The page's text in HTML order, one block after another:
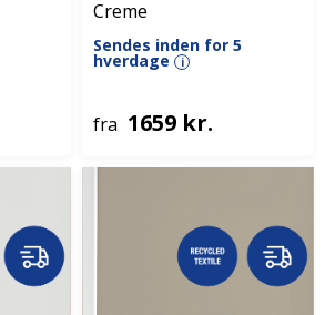
Creme
Sendes inden for 5
hverdage i
fra 1659 kr.